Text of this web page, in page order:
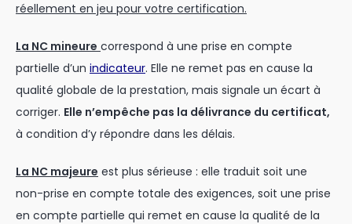
réellement en jeu pour votre certification.
La NC mineure correspond à une prise en compte
partielle d’un indicateur. Elle ne remet pas en cause la
qualité globale de la prestation, mais signale un écart à
corriger. Elle n’empêche pas la délivrance du certificat,
à condition d’y répondre dans les délais.
La NC majeure est plus sérieuse : elle traduit soit une
non-prise en compte totale des exigences, soit une prise
en compte partielle qui remet en cause la qualité de la